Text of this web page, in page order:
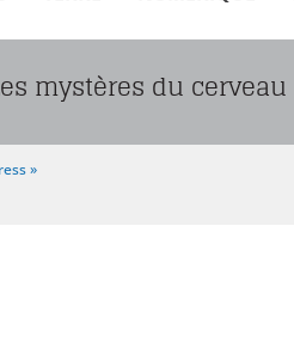
mystères du cerveau
»